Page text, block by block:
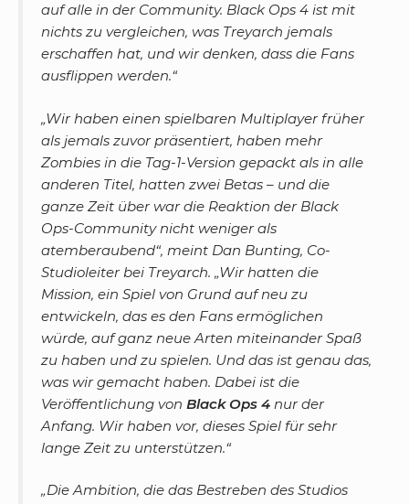
auf alle in der Community. Black Ops 4 ist mit
nichts zu vergleichen, was Treyarch jemals
erschaffen hat, und wir denken, dass die Fans
ausflippen werden.“
„Wir haben einen spielbaren Multiplayer früher
als jemals zuvor präsentiert, haben mehr
Zombies in die Tag-1-Version gepackt als in alle
anderen Titel, hatten zwei Betas – und die
ganze Zeit über war die Reaktion der Black
Ops-Community nicht weniger als
atemberaubend“, meint Dan Bunting, Co-
Studioleiter bei Treyarch. „Wir hatten die
Mission, ein Spiel von Grund auf neu zu
entwickeln, das es den Fans ermöglichen
würde, auf ganz neue Arten miteinander Spaß
zu haben und zu spielen. Und das ist genau das,
was wir gemacht haben. Dabei ist die
Veröffentlichung von Black Ops 4 nur der
Anfang. Wir haben vor, dieses Spiel für sehr
lange Zeit zu unterstützen.“
„Die Ambition, die das Bestreben des Studios